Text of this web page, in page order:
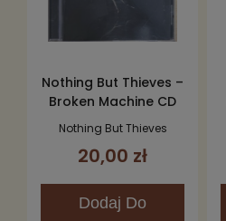
Nothing But Thieves –
Broken Machine CD
Nothing But Thieves
20,00 zł
Dodaj Do